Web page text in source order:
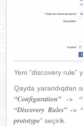
Yeni “discovery rule”
Qayda yarandıqdan
“Configuration” ->
“Discovery Rules” ->
prototype” seçirik.